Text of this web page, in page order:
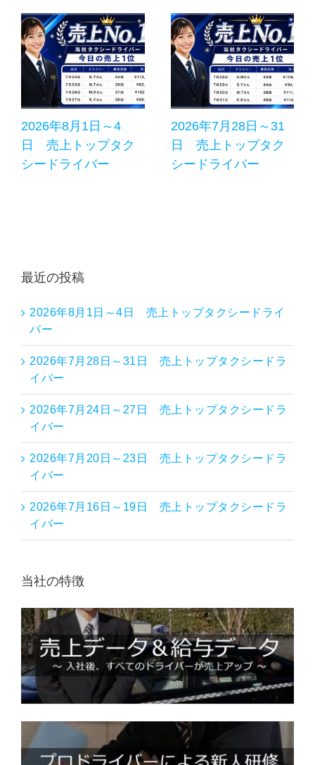
2026年8月1日～4
日 売上トップタク
シードライバー
2026年7月28日～31
日 売上トップタク
シードライバー
最近の投稿
2026年8月1日～4日 売上トップタクシードライ
バー
2026年7月28日～31日 売上トップタクシードラ
イバー
2026年7月24日～27日 売上トップタクシードラ
イバー
2026年7月20日～23日 売上トップタクシードラ
イバー
2026年7月16日～19日 売上トップタクシードラ
イバー
当社の特徴